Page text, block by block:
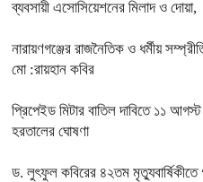
ব্যবসায়ী এসোসিয়েশনের মিলাদ ও দোয়া,
নারায়ণগঞ্জের রাজনৈতিক ও ধর্মীয়
মো :রায়হান কবির
প্রিপেইড মিটার বাতিল দাবিতে ১১
হরতালের ঘোষণা
ড. লুৎফুল কবিরের ৪২তম মৃত্যুবার্ষিকীতে